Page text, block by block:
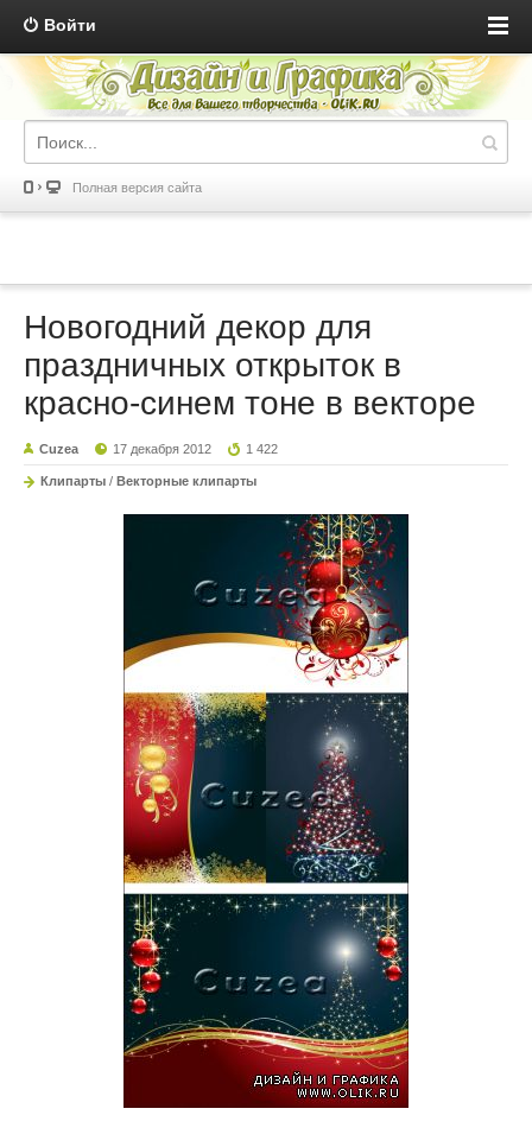
Войти
Полная версия сайта
Новогодний декор для
праздничных открыток в
красно-синем тоне в векторе
Cuzea 17 декабря 2012 1 422
Клипарты / Векторные клипарты